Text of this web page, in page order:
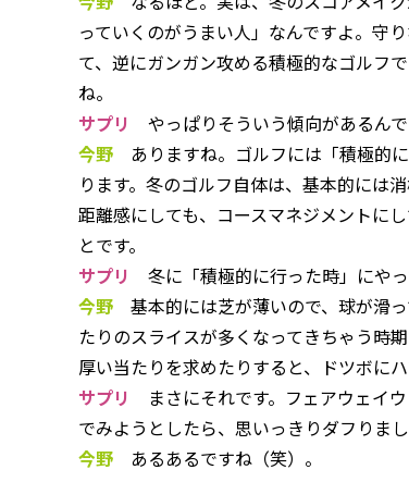
っていくのがうまい人」なんですよ。守
て、逆にガンガン攻める積極的なゴルフ
ね。
サプリ
やっぱりそういう傾向があるんで
今野 ありますね。ゴルフには「積極的
ります。冬のゴルフ自体は、基本的には
距離感にしても、コースマネジメントに
とです。
サプリ
冬に「積極的に行った時」にや
今野 基本的には芝が薄いので、球が滑
たりのスライスが多くなってきちゃう時
厚い当たりを求めたりすると、ドツボに
サプリ
まさにそれです。フェアウェイ
でみようとしたら、思いっきりダフりまし
今野 あるあるですね（笑）。